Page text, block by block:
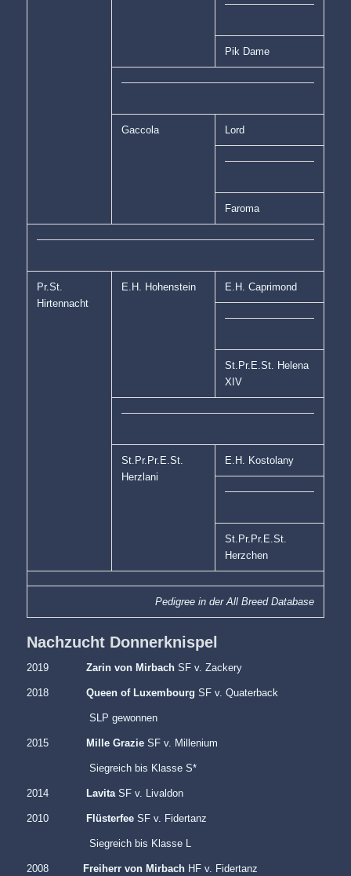
Pik Dame
Gaccola Lord
Faroma
Pr.St.
Hirtennacht
E.H. Hohenstein E.H. Caprimond
St.Pr.E.St. Helena
XIV
St.Pr.Pr.E.St.
Herzlani
E.H. Kostolany
St.Pr.Pr.E.St.
Herzchen
Pedigree in der All Breed Database
Nachzucht Donnerknispel
2019 Zarin von MirbachSF v. Zackery
2018 Queen of Luxembourg SF v. Quaterback
SLP gewonnen
2015 Mille GrazieSF v. Millenium
Siegreich bis Klasse S*
2014 LavitaSF v. Livaldon
2010 FlüsterfeeSF v. Fidertanz
Siegreich bis Klasse L
2008 Freiherr von MirbachHF v. Fidertanz